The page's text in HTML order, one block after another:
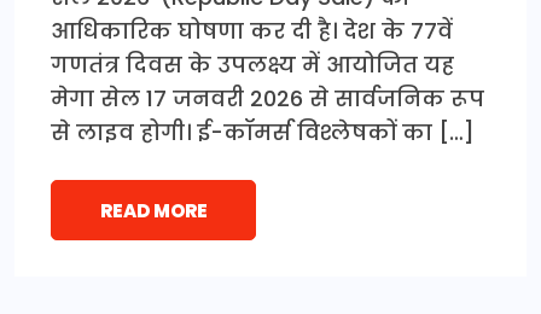
आधिकारिक घोषणा कर दी है। देश के 77वें
गणतंत्र दिवस के उपलक्ष्य में आयोजित यह
मेगा सेल 17 जनवरी 2026 से सार्वजनिक रूप
से लाइव होगी। ई-कॉमर्स विश्लेषकों का […]
READ MORE